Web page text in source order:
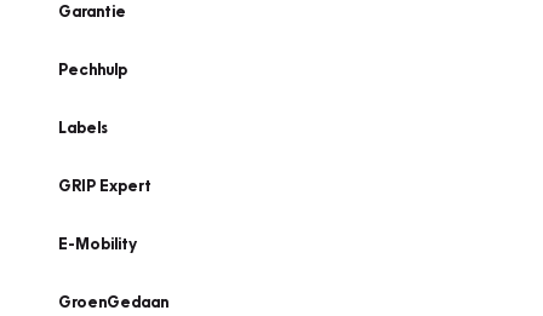
Garantie
Pechhulp
Labels
GRIP Expert
E-Mobility
GroenGedaan